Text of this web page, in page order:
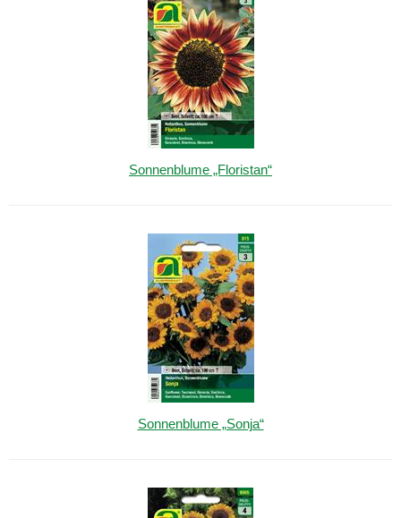
Sonnenblume „Floristan“
Sonnenblume „Sonja“